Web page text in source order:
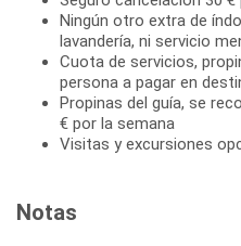
Ningún otro extra de
lavandería, ni servicio
Cuota de servicios,
persona a pagar en
Propinas del guía, se
€ por la semana
Visitas y excursiones
Notas